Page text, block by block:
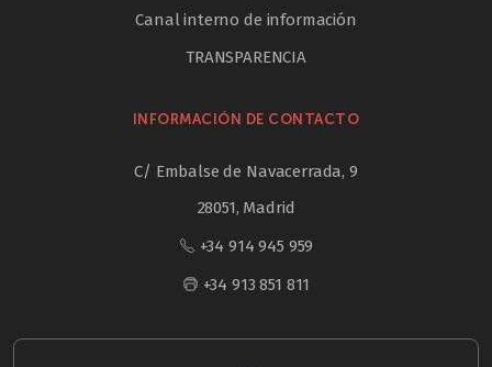
Canal interno de información
TRANSPARENCIA
INFORMACIÓN DE CONTACTO
C/ Embalse de Navacerrada, 9
28051, Madrid
+34 914 945 959
+34 913 851 811